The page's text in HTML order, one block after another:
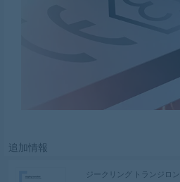
追加情報
ジークリング トランジロン